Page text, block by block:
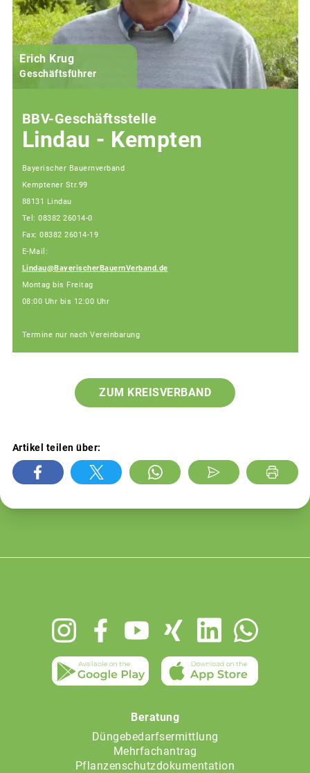
Erich Krug
Geschäftsführer
BBV-Geschäftsstelle
Lindau - Kempten
Bayerischer Bauernverband
Kemptener Str.99
88131 Lindau
Tel: 08382 26014-0
Fax: 08382 26014-19
E-Mail:
Lindau@BayerischerBauernVerband.de
Montag bis Freitag
08:00 Uhr bis 12:00 Uhr
Termine nur nach Vereinbarung
ZUM KREISVERBAND
Artikel teilen über:
Beratung
Düngebedarfsermittlung
Mehrfachantrag
Pflanzenschutzdokumentation